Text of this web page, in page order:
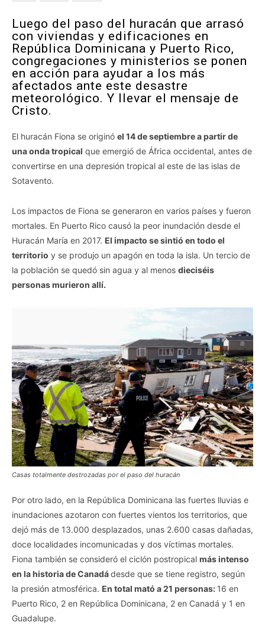
Luego del paso del huracán que arrasó
con viviendas y edificaciones en
República Dominicana y Puerto Rico,
congregaciones y ministerios se ponen
en acción para ayudar a los más
afectados ante este desastre
meteorológico. Y llevar el mensaje de
Cristo.
El huracán Fiona se originó el 14 de septiembre a partir de
una onda tropical que emergió de África occidental, antes de
convertirse en una depresión tropical al este de las islas de
Sotavento.
Los impactos de Fiona se generaron en varios países y fueron
mortales. En Puerto Rico causó la peor inundación desde el
Huracán María en 2017. El impacto se sintió en todo el
territorio y se produjo un apagón en toda la isla. Un tercio de
la población se quedó sin agua y al menos dieciséis
personas murieron allí.
Casas totalmente destrozadas por el paso del huracán
Por otro lado, en la República Dominicana las fuertes lluvias e
inundaciones azotaron con fuertes vientos los territorios, que
dejó más de 13.000 desplazados, unas 2.600 casas dañadas,
doce localidades incomunicadas y dos víctimas mortales.
Fiona también se consideró el ciclón postropical más intenso
en la historia de Canadádesde que se tiene registro, según
la presión atmosférica. En total mató a 21 personas: 16 en
Puerto Rico, 2 en República Dominicana, 2 en Canadá y 1 en
Guadalupe.